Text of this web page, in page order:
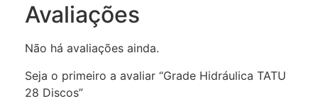
Avaliações
Não há avaliações ainda.
Seja o primeiro a avaliar “Grade Hidráulica TATU
28 Discos”